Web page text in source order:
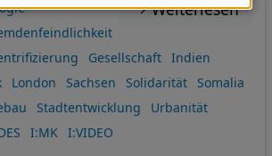
Weiterlesen
Gesellschaft
Indien
London Sachsen Solidarität
Somalia
Stadtentwicklung
Urbanität
I:MK I:VIDEO